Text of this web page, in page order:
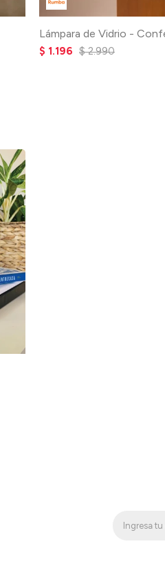
Lámpara de Vidrio -
$ 1.196 $ 2.990